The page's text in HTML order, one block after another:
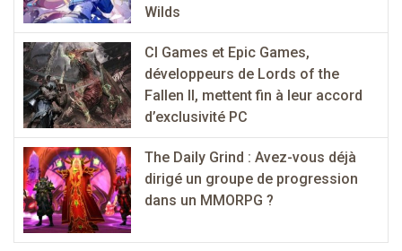
Wilds
CI Games et Epic Games,
développeurs de Lords of the
Fallen II, mettent fin à leur accord
d’exclusivité PC
The Daily Grind : Avez-vous déjà
dirigé un groupe de progression
dans un MMORPG ?